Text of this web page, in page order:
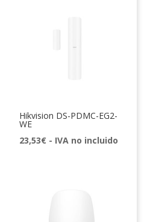
Hikvision DS-PDMC-EG2-
WE
23,53€ - IVA no incluido